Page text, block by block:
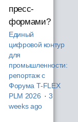
пресс-
формами?
Единый
цифровой контур
для
промышленности:
репортаж с
Форума T‑FLEX
PLM 2026 · 3
weeks ago